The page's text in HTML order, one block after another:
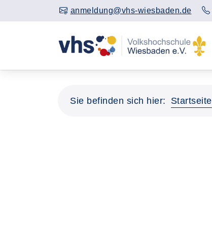
anmeldung@vhs-wiesbaden.de
Sie befinden sich hier: Startseite